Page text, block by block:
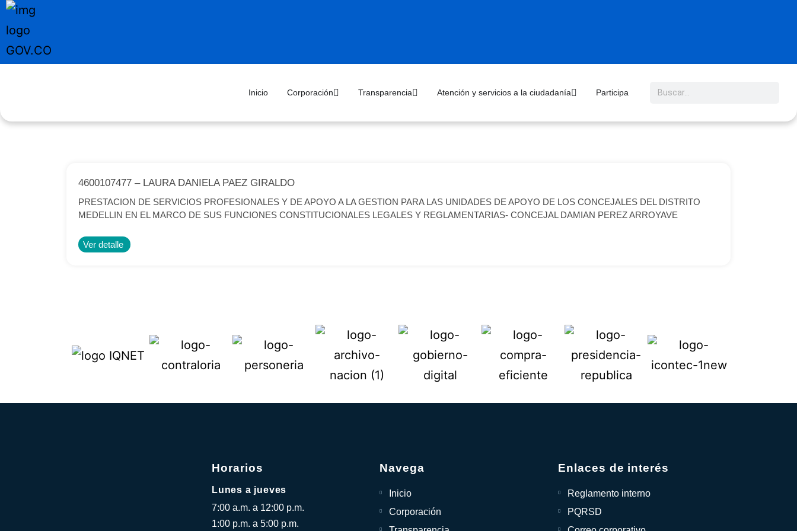
Inicio Corporación Transparencia Atención y servicios a la ciudadanía Participa
4600107477 – LAURA DANIELA PAEZ GIRALDO
PRESTACION DE SERVICIOS PROFESIONALES Y DE APOYO A LA GESTION PARA LAS UNIDADES DE APOYO DE LOS CONCEJALES DEL DISTRITO
MEDELLIN EN EL MARCO DE SUS FUNCIONES CONSTITUCIONALES LEGALES Y REGLAMENTARIAS- CONCEJAL DAMIAN PEREZ ARROYAVE
Ver detalle
Horarios
Lunes a jueves
7:00 a.m. a 12:00 p.m.
1:00 p.m. a 5:00 p.m.
Navega
Inicio
Corporación
Enlaces de interés
Reglamento interno
PQRSD